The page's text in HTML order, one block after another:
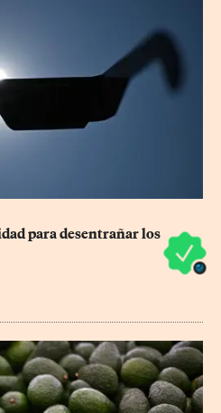
para desentrañar los